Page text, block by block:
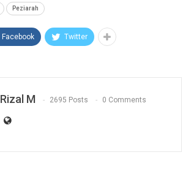
Peziarah
Facebook Twitter
Rizal M 2695 Posts 0 Comments